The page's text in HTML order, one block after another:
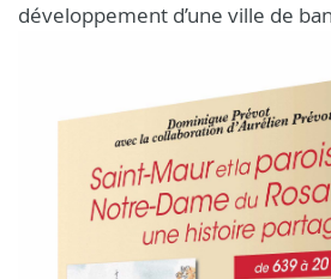
développement d’une ville de